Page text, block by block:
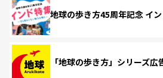
地球の歩き方45周年記念 イ
「地球の歩き方」シリーズ広